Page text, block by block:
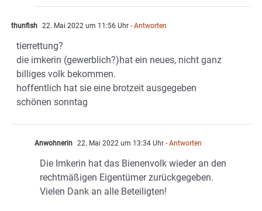
thunfish 22. Mai 2022 um 11:56 Uhr - Antworten
tierrettung?
die imkerin (gewerblich?)hat ein neues, nicht ganz
billiges volk bekommen.
hoffentlich hat sie eine brotzeit ausgegeben
schönen sonntag
Anwohnerin 22. Mai 2022 um 13:34 Uhr - Antworten
Die Imkerin hat das Bienenvolk wieder an den
rechtmäßigen Eigentümer zurückgegeben.
Vielen Dank an alle Beteiligten!